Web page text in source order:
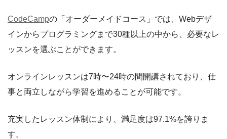
CodeCampの「オーダーメイドコース」では、Webデザ
インからプログラミングまで30種以上の中から、必要なレ
ッスンを選ぶことができます。
オンラインレッスンは7時〜24時の間開講されており、仕
事と両立しながら学習を進めることが可能です。
充実したレッスン体制により、満足度は97.1%を誇りま
す。